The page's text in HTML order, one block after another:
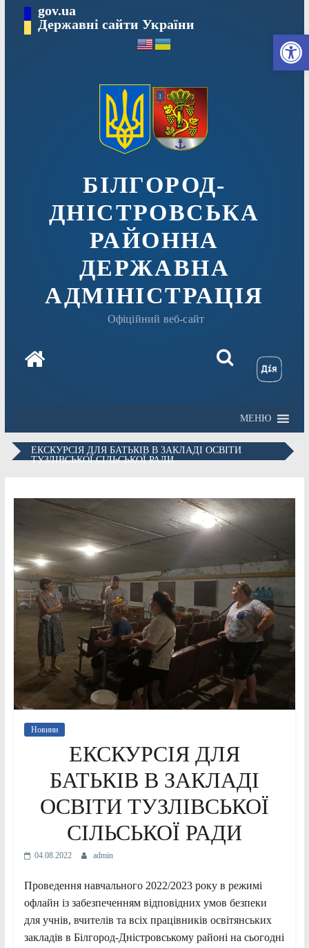
вмісту
gov.ua
Державні сайти України
БІЛГОРОД-
ДНІСТРОВСЬКА
РАЙОННА
ДЕРЖАВНА
АДМІНІСТРАЦІЯ
Офіційний веб-сайт
МЕНЮ
ЕКСКУРСІЯ ДЛЯ БАТЬКІВ В ЗАКЛАДІ ОСВІТИ
ТУЗЛІВСЬКОЇ СІЛЬСЬКОЇ РАДИ
Новини
ЕКСКУРСІЯ ДЛЯ
БАТЬКІВ В ЗАКЛАДІ
ОСВІТИ ТУЗЛІВСЬКОЇ
СІЛЬСЬКОЇ РАДИ
04.08.2022 admin
Проведення навчального 2022/2023 року в режимі
офлайн із забезпеченням відповідних умов безпеки
для учнів, вчителів та всіх працівників освітянських
закладів в Білгород-Дністровському районі на сьогодні